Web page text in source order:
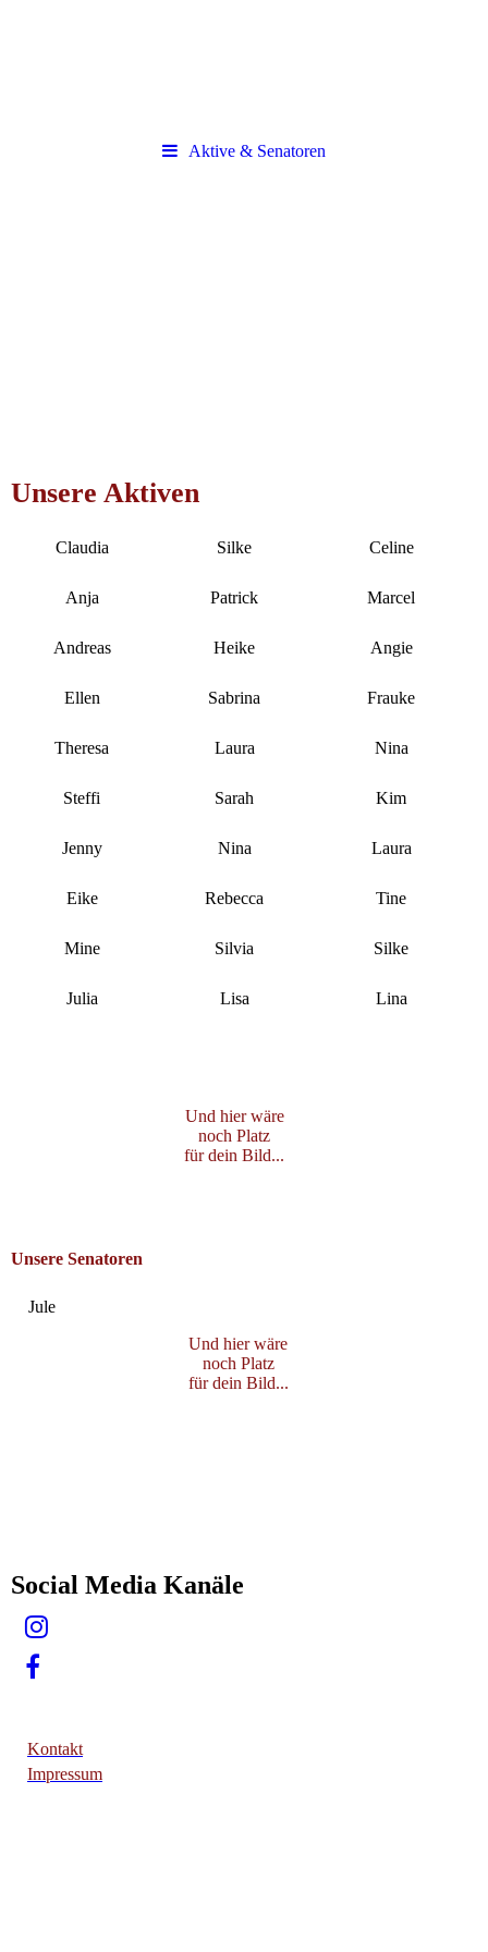
Aktive & Senatoren
Unsere Aktiven
Claudia Silke Celine
Anja Patrick Marcel
Andreas Heike Angie
Ellen Sabrina Frauke
Theresa Laura Nina
Steffi Sarah Kim
Jenny Nina Laura
Eike Rebecca Tine
Mine Silvia Silke
Julia Lisa Lina
Und hier wäre
noch Platz
für dein Bild...
Unsere Senatoren
Jule
Und hier wäre
noch Platz
für dein Bild...
Social Media Kanäle
Kontakt
Impressum